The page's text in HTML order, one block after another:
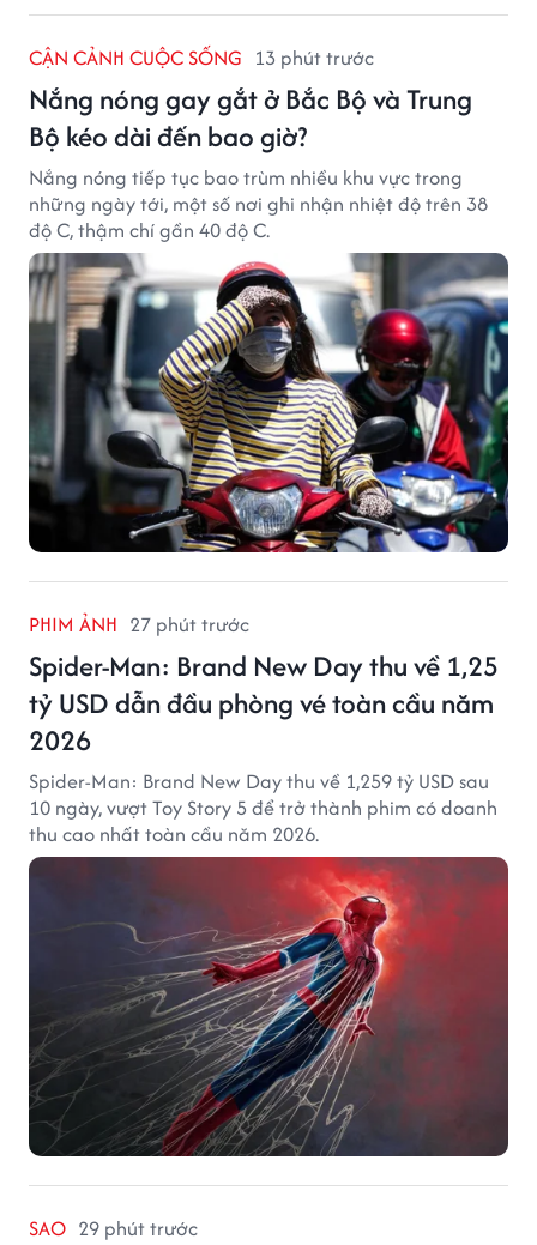
CẬN CẢNH CUỘC SỐNG 13 phút trước
Nắng nóng gay gắt ở Bắc Bộ và Trung
Bộ kéo dài đến bao giờ?
Nắng nóng tiếp tục bao trùm nhiều khu vực trong
những ngày tới, một số nơi ghi nhận nhiệt độ trên 38
độ C, thậm chí gần 40 độ C.
PHIM ẢNH 27 phút trước
Spider-Man: Brand New Day thu về 1,25
tỷ USD dẫn đầu phòng vé toàn cầu năm
2026
Spider-Man: Brand New Day thu về 1,259 tỷ USD sau
10 ngày, vượt Toy Story 5 để trở thành phim có doanh
thu cao nhất toàn cầu năm 2026.
SAO 29 phút trước